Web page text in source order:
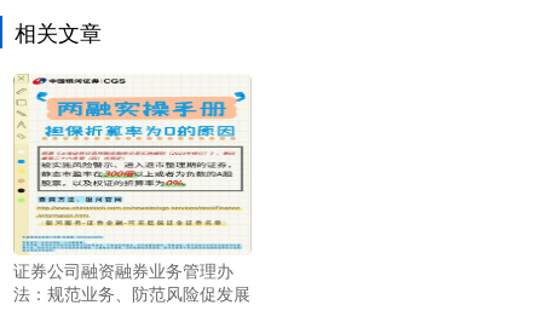
相关文章
证券公司融资融券业务管理办
法：规范业务、防范风险促发展